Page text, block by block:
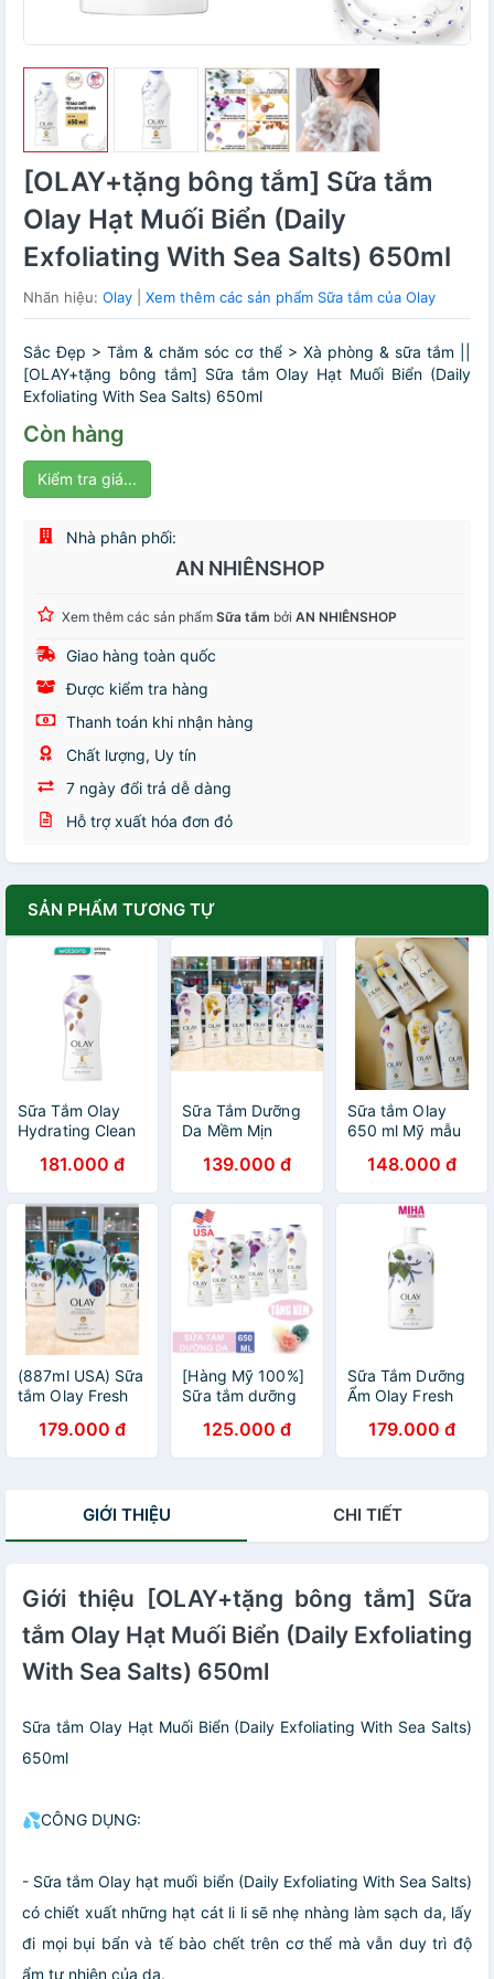
[OLAY+tặng bông tắm] Sữa tắm
Olay Hạt Muối Biển (Daily
Exfoliating With Sea Salts) 650ml
Nhãn hiệu: Olay Xem thêm các sản phẩm Sữa tắm của Olay
Sắc Đẹp > Tắm & chăm sóc cơ thể > Xà phòng & sữa tắm ||
[OLAY+tặng bông tắm] Sữa tắm Olay Hạt Muối Biển (Daily
Exfoliating With Sea Salts) 650ml
Còn hàng
Kiểm tra giá...
Nhà phân phối:
AN NHIÊNSHOP
Xem thêm các sản phẩm Sữa tắm bởi AN NHIÊNSHOP
Giao hàng toàn quốc
Được kiểm tra hàng
Thanh toán khi nhận hàng
Chất lượng, Uy tín
7 ngày đổi trả dễ dàng
Hỗ trợ xuất hóa đơn đỏ
SẢN PHẨM TƯƠNG TỰ
Sữa Tắm Olay
Hydrating Clean
650ml
181.000 đ
Sữa Tắm Dưỡng
Da Mềm Mịn
USA 650ml
139.000 đ
Sữa tắm Olay
650 ml Mỹ mẫu
148.000 đ
(887ml USA) Sữa
tắm Olay Fresh
Wash Mẫu Mới
2021
179.000 đ
[Hàng Mỹ 100%]
Sữa tắm dưỡng
125.000 đ
Sữa Tắm Dưỡng
Ẩm Olay Fresh
Water &
Lavender Body
179.000 đ
GIỚI THIỆU CHI TIẾT
Giới thiệu [OLAY+tặng bông tắm] Sữa
tắm Olay Hạt Muối Biển (Daily Exfoliating
With Sea Salts) 650ml
Sữa tắm Olay Hạt Muối Biển (Daily Exfoliating With Sea Salts)
650ml
💦CÔNG DỤNG:
- Sữa tắm Olay hạt muối biển (Daily Exfoliating With Sea Salts)
có chiết xuất những hạt cát li li sẽ nhẹ nhàng làm sạch da, lấy
đi mọi bụi bẩn và tế bào chết trên cơ thể mà vẫn duy trì độ
ẩm tự nhiên của da.